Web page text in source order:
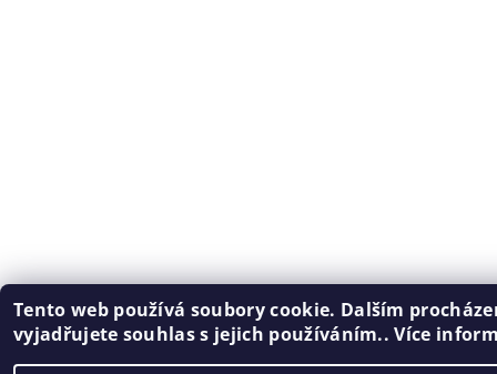
Tento web používá soubory cookie. Dalším
vyjadřujete souhlas s jejich používáním.. Více